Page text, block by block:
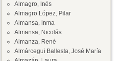
Almagro, Inés
Almagro López, Pilar
Almansa, Inma
Almansa, Nicolás
Almanza, René
Almárcegui Ballesta, José María